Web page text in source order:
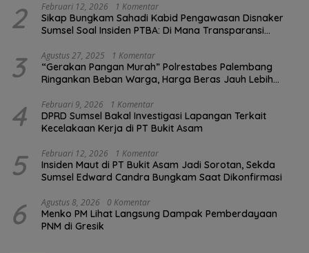
2 Februari 12, 2026 1 Komentar
Sikap Bungkam Sahadi Kabid Pengawasan Disnaker
Sumsel Soal Insiden PTBA: Di Mana Transparansi
3 Agustus 27, 2025 1 Komentar
“Gerakan Pangan Murah” Polrestabes Palembang
Ringankan Beban Warga, Harga Beras Jauh Lebih
4 Februari 9, 2026 1 Komentar
DPRD Sumsel Bakal Investigasi Lapangan Terkait
Kecelakaan Kerja di PT Bukit Asam
5 Februari 12, 2026 1 Komentar
Insiden Maut di PT Bukit Asam Jadi Sorotan, Sekda
Sumsel Edward Candra Bungkam Saat Dikonfirmasi
6 Agustus 8, 2026 0 Komentar
Menko PM Lihat Langsung Dampak Pemberdayaan
PNM di Gresik